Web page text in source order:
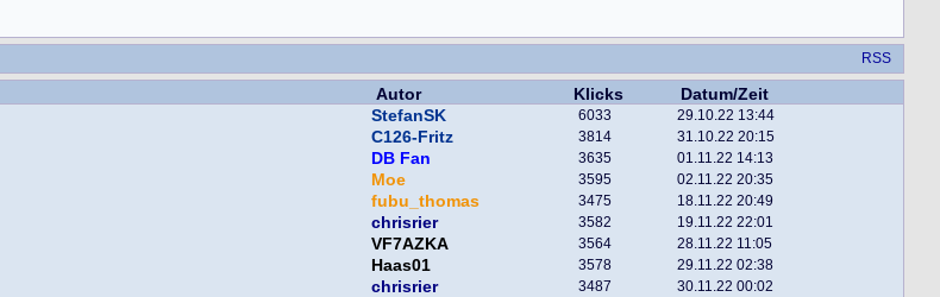
RSS
Autor Klicks
Datum/Zeit
StefanSK 6033 29.10.22 13:44
C126-Fritz 3814 31.10.22 20:15
DB Fan 3635 01.11.22 14:13
Moe 3595 02.11.22 20:35
fubu_thomas 3475 18.11.22 20:49
chrisrier 3582 19.11.22 22:01
VF7AZKA 3564 28.11.22 11:05
Haas01 3578 29.11.22 02:38
chrisrier 3487 30.11.22 00:02